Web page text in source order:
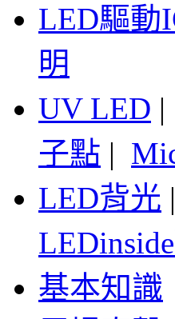
LED驅動
明
UV LED |
子點 |
LED背光 |
基本知識